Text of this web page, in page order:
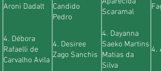
Aroni Dadalt
Candido
Pedro
Scaramal
4. Débora
Rafaelli de
Carvalho Avila
4. Desiree
Zago Sanchis
4. Dayanna
Saeko Martins
Matias da
Silva
4.